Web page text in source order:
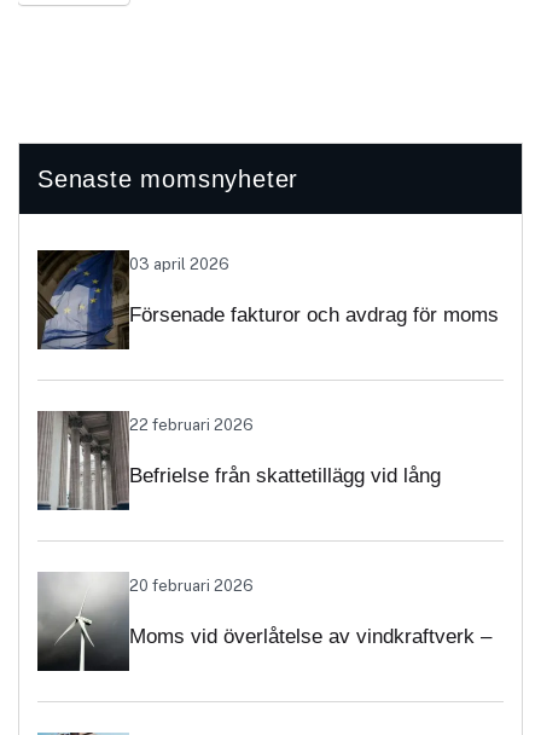
Senaste momsnyheter
03 april 2026
Försenade fakturor och avdrag för moms
nekas?
22 februari 2026
Befrielse från skattetillägg vid lång
momsärenden
20 februari 2026
Moms vid överlåtelse av vindkraftverk –